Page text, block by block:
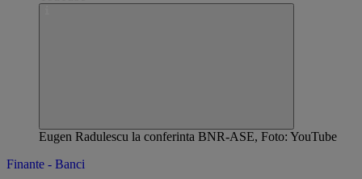
Eugen Radulescu la conferinta BNR-ASE, Foto: YouTube
Finante - Banci